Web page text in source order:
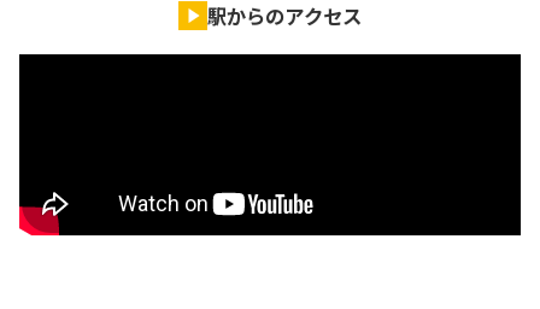
駅からのアクセス